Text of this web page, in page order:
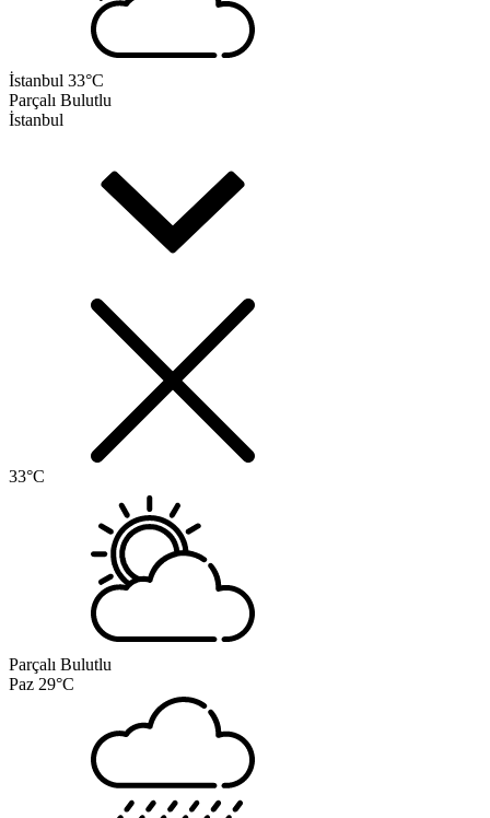
İstanbul 33°C
Parçalı Bulutlu
İstanbul
33°C
Parçalı Bulutlu
Paz 29°C